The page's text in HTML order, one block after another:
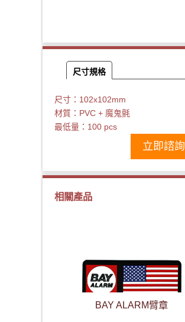
尺寸規格
尺寸：102x102mm
材質：PVC + 魔鬼氈
最低量：100 pcs
立即諮詢
相關產品
BAY ALARM臂章